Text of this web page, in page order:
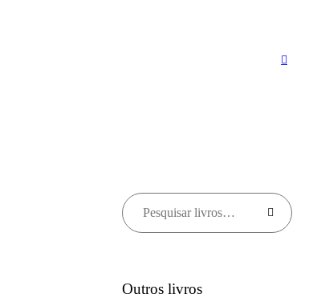
Outros livros